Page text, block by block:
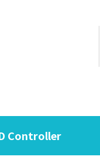
Controller